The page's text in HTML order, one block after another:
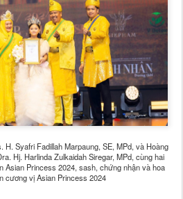
H. Syafri Fadillah Marpaung, SE, MPd, và Hoàng
Hj. Harlinda Zulkaidah Siregar, MPd, cùng hai
Asian Princess 2024, sash, chứng nhận và hoa
cương vị Asian Princess 2024